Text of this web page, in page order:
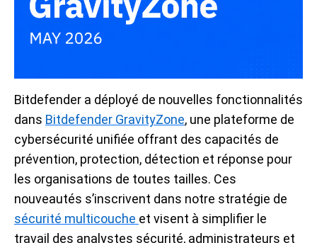
Bitdefender a déployé de nouvelles fonctionnalités
dans Bitdefender GravityZone, une plateforme de
cybersécurité unifiée offrant des capacités de
prévention, protection, détection et réponse pour
les organisations de toutes tailles. Ces
nouveautés s’inscrivent dans notre stratégie de
sécurité multicouche et visent à simplifier le
travail des analystes sécurité, administrateurs et